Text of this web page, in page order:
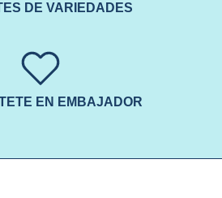
DE VARIEDADES
EN EMBAJADOR